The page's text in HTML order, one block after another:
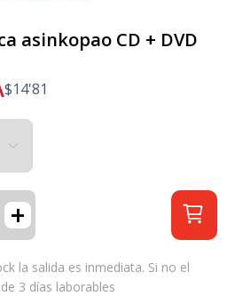
asinkopao CD + DVD
$14'81
+
la salida es inmediata. Si no el
3 días laborables